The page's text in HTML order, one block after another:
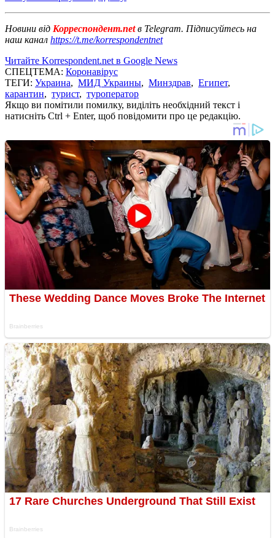
Новини від Корреспондент.netв Telegram. Підписуйтесь на
наш канал https://t.me/korrespondentnet
Читайте Korrespondent.net в Google News
СПЕЦТЕМА: Коронавірус
ТЕГИ: Украина, МИД Украины, Минздрав, Египет,
карантин, турист, туроператор
Якщо ви помітили помилку, виділіть необхідний текст і
натисніть Ctrl + Enter, щоб повідомити про це редакцію.